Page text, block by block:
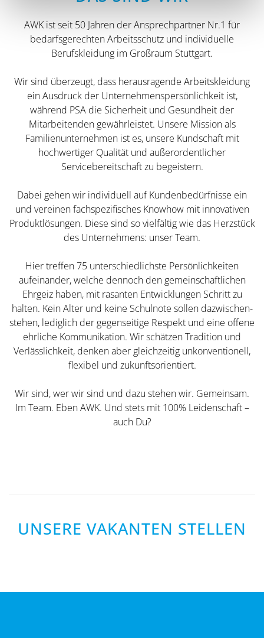
AWK ist seit 50 Jahren der Ansprechpartner Nr.1 für
bedarfsgerechten Arbeitsschutz und individuelle
Berufskleidung im Großraum Stuttgart.
Wir sind überzeugt, dass herausragende Arbeitskleidung
ein Ausdruck der Unternehmenspersönlichkeit ist,
während PSA die Sicherheit und Gesundheit der
Mitarbeitenden gewährleistet. Unsere Mission als
Familienunternehmen ist es, unsere Kundschaft mit
hochwertiger Qualität und außerordentlicher
Servicebereitschaft zu begeistern.
Dabei gehen wir individuell auf Kundenbedürfnisse ein
und vereinen fachspezifisches Knowhow mit innovativen
Produktlösungen. Diese sind so vielfältig wie das Herzstück
des Unternehmens: unser Team.
Hier treffen 75 unterschiedlichste Persönlichkeiten
aufeinander, welche dennoch den gemeinschaftlichen
Ehrgeiz haben, mit rasanten Entwicklungen Schritt zu
halten. Kein Alter und keine Schulnote sollen dazwischen-
stehen, lediglich der gegenseitige Respekt und eine offene
ehrliche Kommunikation. Wir schätzen Tradition und
Verlässlichkeit, denken aber gleichzeitig unkonventionell,
flexibel und zukunftsorientiert.
Wir sind, wer wir sind und dazu stehen wir. Gemeinsam.
Im Team. Eben AWK. Und stets mit 100% Leidenschaft –
auch Du?
UNSERE VAKANTEN STELLEN